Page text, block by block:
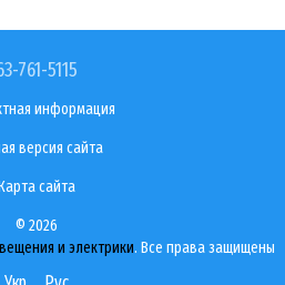
761-5115
информация
версия сайта
сайта
© 2026
и электрики. Все права защищены